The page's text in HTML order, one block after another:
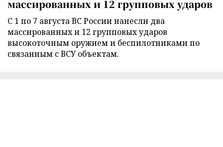
массированных и 12 групповых ударов
С 1 по 7 августа ВС России нанесли два
массированных и 12 групповых ударов
высокоточным оружием и беспилотниками по
связанным с ВСУ объектам.